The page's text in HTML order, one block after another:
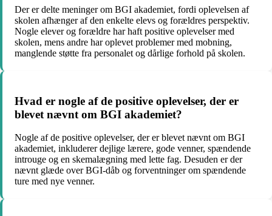
Der er delte meninger om BGI akademiet, fordi oplevelsen af
skolen afhænger af den enkelte elevs og forældres perspektiv.
Nogle elever og forældre har haft positive oplevelser med
skolen, mens andre har oplevet problemer med mobning,
manglende støtte fra personalet og dårlige forhold på skolen.
Hvad er nogle af de positive oplevelser, der er
blevet nævnt om BGI akademiet?
Nogle af de positive oplevelser, der er blevet nævnt om BGI
akademiet, inkluderer dejlige lærere, gode venner, spændende
introuge og en skemalægning med lette fag. Desuden er der
nævnt glæde over BGI-dåb og forventninger om spændende
ture med nye venner.